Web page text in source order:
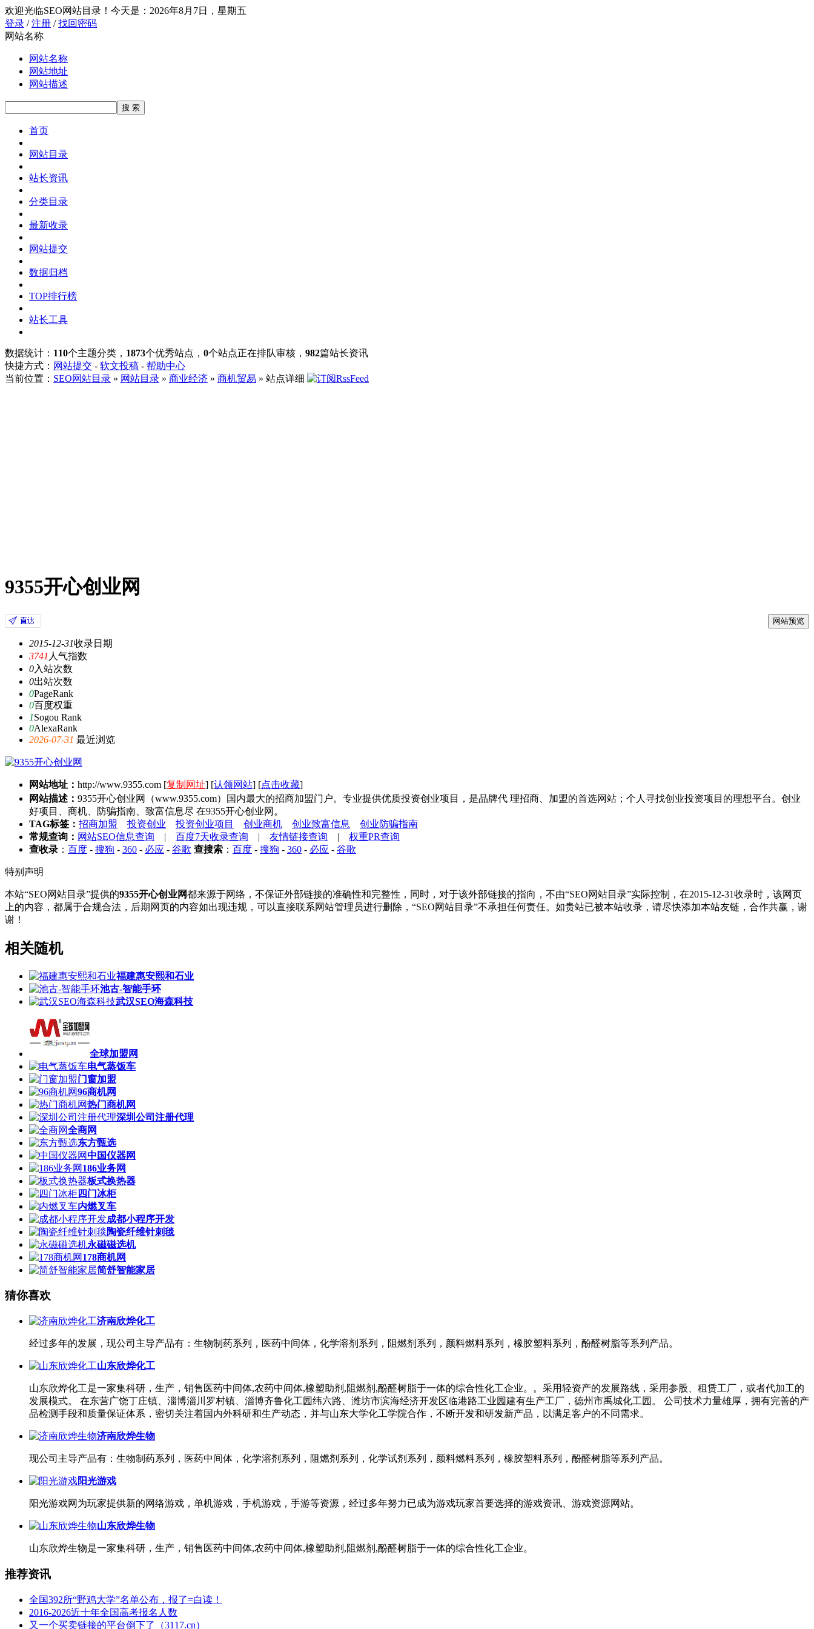
欢迎光临SEO网站目录！ 今天是：2026年8月7日，星期五
登录 /注册 /找回密码
网站名称
网站名称
网站地址
网站描述
首页
网站目录
站长资讯
分类目录
最新收录
网站提交
数据归档
TOP排行榜
站长工具
数据统计： 110个主题分类， 1873个优秀站点， 0个站点正在排队审核， 982篇站长资讯
快捷方式： 网站提交 - 软文投稿 - 帮助中心
当前位置： SEO网站目录 » 网站目录 » 商业经济 » 商机贸易 » 站点详细
9355开心创业网
网站预览
2015-12-31收录日期
3741 人气指数
0入站次数
0出站次数
0PageRank
0百度权重
1Sogou Rank
0AlexaRank
2026-07-31 最近浏览
网站地址： http://www.9355.com [复制网址] [认领网站] [点击收藏]
网站描述： 9355开心创业网（www.9355.com）国内最大的招商加盟门户。专业提供优质投资创业项目，是品牌代 理招商、加盟的首选网站；个人寻找创业投资项目的理想平台。创业
好项目、商机、防骗指南、致富信息尽 在9355开心创业网。
TAG标签： 招商加盟 投资创业 投资创业项目 创业商机 创业致富信息
创业防骗指南
常规查询： 网站SEO信息查询 | 百度7天收录查询 | 友情链接查询 | 权重PR查询
查收录 ： 百度 - 搜狗 - 360 - 必应 - 谷歌 查搜索 ： 百度 - 搜狗 - 360 - 必应 - 谷歌
特别声明
本站“SEO网站目录”提供的9355开心创业网都来源于网络，不保证外部链接的准确性和完整性，同时，对于该外部链接的指向，不由“SEO网站目录”实际控制，在2015-12-31收录时，该网页
上的内容，都属于合规合法，后期网页的内容如出现违规，可以直接联系网站管理员进行删除，“SEO网站目录”不承担任何责任。如贵站已被本站收录，请尽快添加本站友链，合作共赢，谢
谢！
相关随机
福建惠安熙和石业
池古-智能手环
武汉SEO海森科技
全球加盟网
电气蒸饭车
门窗加盟
96商机网
热门商机网
深圳公司注册代理
全商网
东方甄选
中国仪器网
186业务网
板式换热器
四门冰柜
内燃叉车
成都小程序开发
陶瓷纤维针刺毯
永磁磁选机
178商机网
简舒智能家居
猜你喜欢
济南欣烨化工
经过多年的发展，现公司主导产品有：生物制药系列，医药中间体，化学溶剂系列，阻燃剂系列，颜料燃料系列，橡胶塑料系列，酚醛树脂等系列产品。
山东欣烨化工
山东欣烨化工是一家集科研，生产，销售医药中间体,农药中间体,橡塑助剂,阻燃剂,酚醛树脂于一体的综合性化工企业。。采用轻资产的发展路线，采用参股、租赁工厂，或者代加工的
发展模式。 在东营广饶丁庄镇、淄博淄川罗村镇、淄博齐鲁化工园纬六路、潍坊市滨海经济开发区临港路工业园建有生产工厂，德州市禹城化工园。 公司技术力量雄厚，拥有完善的产
品检测手段和质量保证体系，密切关注着国内外科研和生产动态，并与山东大学化工学院合作，不断开发和研发新产品，以满足客户的不同需求。
济南欣烨生物
现公司主导产品有：生物制药系列，医药中间体，化学溶剂系列，阻燃剂系列，化学试剂系列，颜料燃料系列，橡胶塑料系列，酚醛树脂等系列产品。
阳光游戏
阳光游戏网为玩家提供新的网络游戏，单机游戏，手机游戏，手游等资源，经过多年努力已成为游戏玩家首要选择的游戏资讯、游戏资源网站。
山东欣烨生物
山东欣烨生物是一家集科研，生产，销售医药中间体,农药中间体,橡塑助剂,阻燃剂,酚醛树脂于一体的综合性化工企业。
推荐资讯
全国392所“野鸡大学”名单公布，报了=白读！
2016-2026近十年全国高考报名人数
又一个买卖链接的平台倒下了（3117.cn）